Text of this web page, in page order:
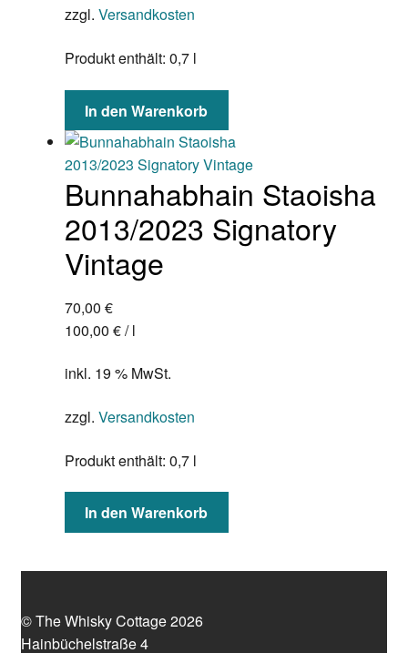
zzgl. Versandkosten
Produkt enthält: 0,7 l
In den Warenkorb
Bunnahabhain Staoisha
2013/2023 Signatory
Vintage
70,00 €
100,00 €/l
inkl. 19 % MwSt.
zzgl. Versandkosten
Produkt enthält: 0,7 l
In den Warenkorb
© The Whisky Cottage 2026
Hainbüchelstraße 4